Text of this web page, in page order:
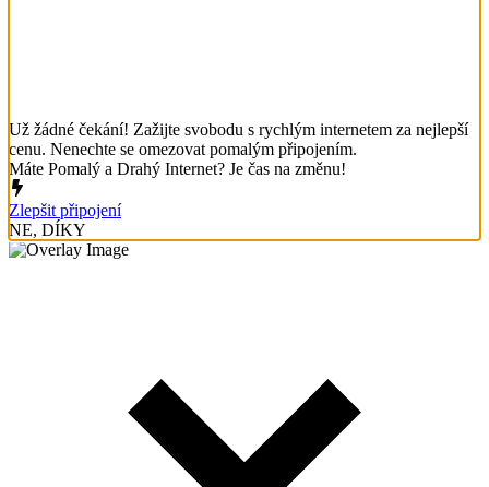
Už žádné čekání! Zažijte svobodu s rychlým internetem za nejlepší
cenu. Nenechte se omezovat pomalým připojením.
Máte Pomalý a Drahý Internet? Je čas na změnu!
Zlepšit připojení
NE, DÍKY